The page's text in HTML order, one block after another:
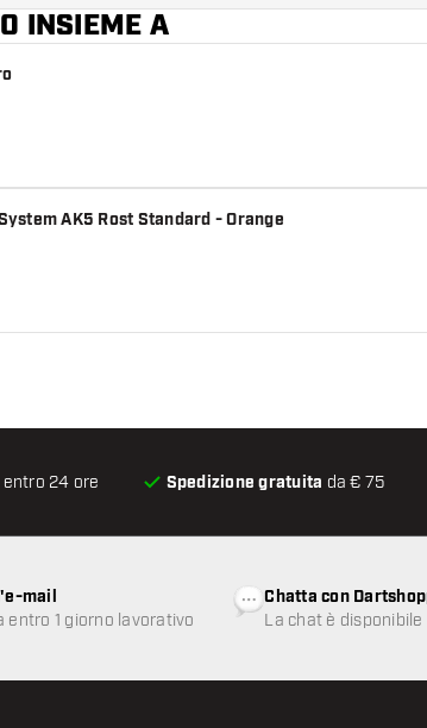
INSIEME A
AK5 Rost Standard - Orange
24 ore Spedizione gratuita da € 75
mail
entro 1 giorno lavorativo
Chatta con
La chat è